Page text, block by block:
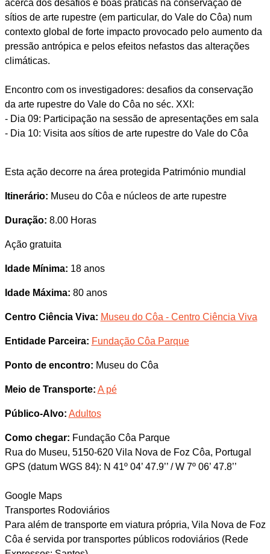
acerca dos desafios e boas práticas na conservação de
sítios de arte rupestre (em particular, do Vale do Côa) num
contexto global de forte impacto provocado pelo aumento da
pressão antrópica e pelos efeitos nefastos das alterações
climáticas.
Encontro com os investigadores: desafios da conservação
da arte rupestre do Vale do Côa no séc. XXI:
- Dia 09: Participação na sessão de apresentações em sala
- Dia 10: Visita aos sítios de arte rupestre do Vale do Côa
Esta ação decorre na área protegida Património mundial
Itinerário: Museu do Côa e núcleos de arte rupestre
Duração: 8.00 Horas
Ação gratuita
Idade Mínima: 18 anos
Idade Máxima: 80 anos
Centro Ciência Viva: Museu do Côa - Centro Ciência Viva
Entidade Parceira: Fundação Côa Parque
Ponto de encontro: Museu do Côa
Meio de Transporte: A pé
Público-Alvo: Adultos
Como chegar: Fundação Côa Parque
Rua do Museu, 5150-620 Vila Nova de Foz Côa, Portugal
GPS (datum WGS 84): N 41º 04’ 47.9’’ / W 7º 06’ 47.8’’
Google Maps
Transportes Rodoviários
Para além de transporte em viatura própria, Vila Nova de Foz
Côa é servida por transportes públicos rodoviários (Rede